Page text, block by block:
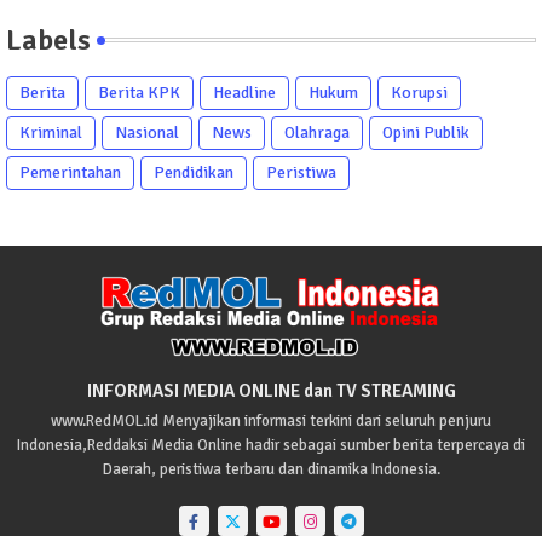
Labels
Berita Berita KPK Headline Hukum
Korupsi
Kriminal
Nasional News Olahraga
Opini Publik
Pemerintahan
Pendidikan Peristiwa
INFORMASI MEDIA ONLINE dan TV STREAMING
www.RedMOL.id Menyajikan informasi terkini dari seluruh penjuru
Indonesia,Reddaksi Media Online hadir sebagai sumber berita terpercaya di
Daerah, peristiwa terbaru dan dinamika Indonesia.